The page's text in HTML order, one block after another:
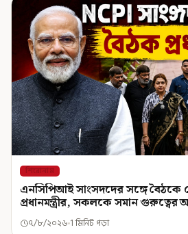
শিরোনাম
এনসিপিআই সাংসদদের সঙ্গে বৈঠকে
প্রধানমন্ত্রীর, সকলকে সমান গুরুত্বের
৭/৮/২০২৬ 1 মিনিট পড়া